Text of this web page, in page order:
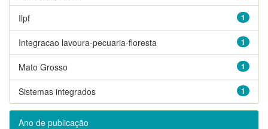
1
Ilpf
1
Integracao lavoura-pecuaria-floresta
1
Mato Grosso
1
Sistemas integrados
Ano de publicação